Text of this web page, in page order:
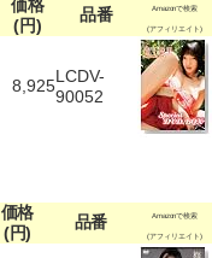
価格
(円)
品番 Amazonで検索
(アフィリエイト)
8,925LCDV-
90052
価格
(円)
品番 Amazonで検索
(アフィリエイト)